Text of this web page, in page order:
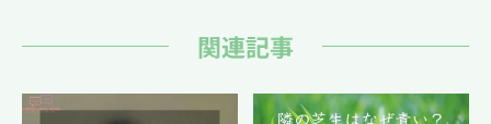
関連記事